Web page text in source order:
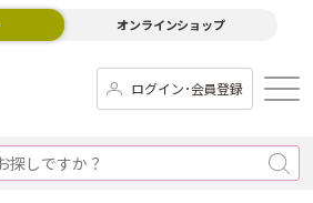
オンラインショップ
ログイン･会員登録